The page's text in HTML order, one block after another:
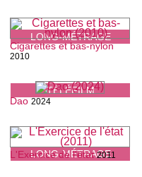
LONG-MÉTRAGE
TÉLÉFILM
Cigarettes et bas-nylon
2010
LONG-MÉTRAGE
Dao 2024
L'Exercice de l'état 2011